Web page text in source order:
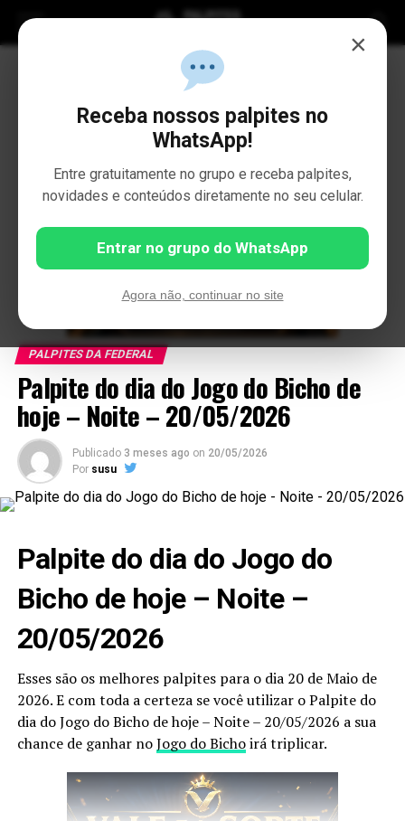
PALPITES DA FEDERAL
Palpite do dia do Jogo do Bicho de
hoje – Noite – 20/05/2026
Publicado 3 meses ago on 20/05/2026
Por susu
Palpite do dia do Jogo do
Bicho de hoje – Noite –
20/05/2026
Esses são os melhores palpites para o dia 20 de Maio de
2026. E com toda a certeza se você utilizar o Palpite do
dia do Jogo do Bicho de hoje – Noite – 20/05/2026 a sua
chance de ganhar noJogo do Bichoirá triplicar.
×
Receba nossos palpites no
WhatsApp!
Entre gratuitamente no grupo e receba palpites,
novidades e conteúdos diretamente no seu celular.
Entrar no grupo do WhatsApp
Agora não, continuar no site